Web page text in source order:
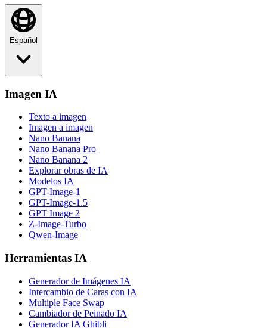
Español
Imagen IA
Texto a imagen
Imagen a imagen
Nano Banana
Nano Banana Pro
Nano Banana 2
Explorar obras de IA
Modelos IA
GPT-Image-1
GPT-Image-1.5
GPT Image 2
Z-Image-Turbo
Qwen-Image
Herramientas IA
Generador de Imágenes IA
Intercambio de Caras con IA
Multiple Face Swap
Cambiador de Peinado IA
Generador IA Ghibli